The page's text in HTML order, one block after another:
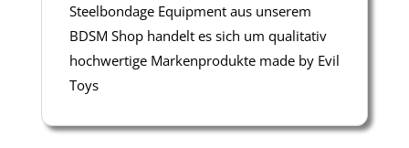
Steelbondage Equipment aus unserem
BDSM Shop handelt es sich um qualitativ
hochwertige Markenprodukte made by Evil
Toys